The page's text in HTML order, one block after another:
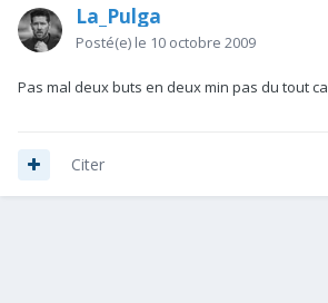
La_Pulga
Posté(e) le 10 octobre 2009
Pas mal deux buts en deux min pas du tout ca
Citer